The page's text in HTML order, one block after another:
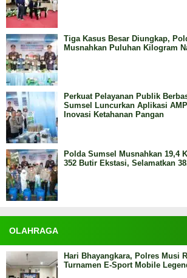
Tiga Kasus Besar Diungkap,
Musnahkan Puluhan Kilogram
Perkuat Pelayanan Publik
Sumsel Luncurkan Aplikasi
Inovasi Ketahanan Pangan
Polda Sumsel Musnahkan 19,4
352 Butir Ekstasi, Selamatkan
OLAHRAGA
Hari Bhayangkara, Polres Musi
Turnamen E-Sport Mobile